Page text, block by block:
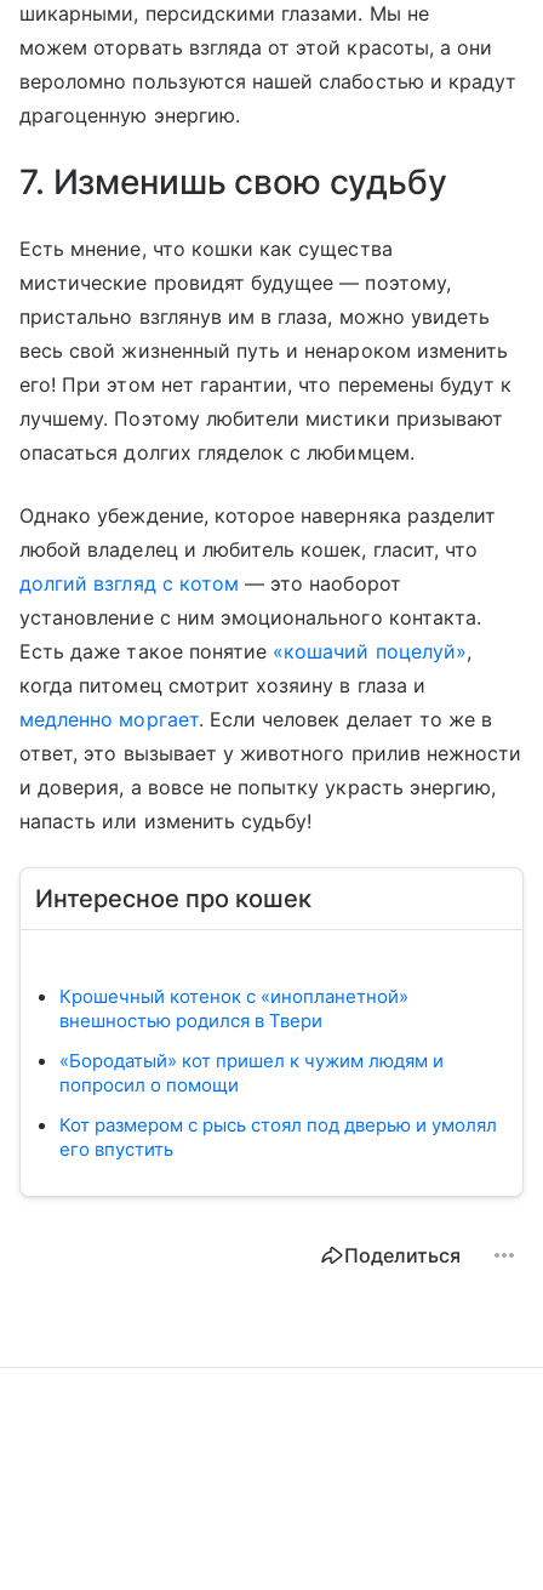
шикарными, персидскими глазами. Мы не
можем оторвать взгляда от этой красоты, а они
вероломно пользуются нашей слабостью и крадут
драгоценную энергию.
7. Изменишь свою судьбу
Есть мнение, что кошки как существа
мистические провидят будущее — поэтому,
пристально взглянув им в глаза, можно увидеть
весь свой жизненный путь и ненароком изменить
его! При этом нет гарантии, что перемены будут к
лучшему. Поэтому любители мистики призывают
опасаться долгих гляделок с любимцем.
Однако убеждение, которое наверняка разделит
любой владелец и любитель кошек, гласит, что
долгий взгляд с котом — это наоборот
установление с ним эмоционального контакта.
Есть даже такое понятие «кошачий поцелуй»,
когда питомец смотрит хозяину в глаза и
медленно моргает. Если человек делает то же в
ответ, это вызывает у животного прилив нежности
и доверия, а вовсе не попытку украсть энергию,
напасть или изменить судьбу!
Интересное про кошек
Крошечный котенок с «инопланетной»
внешностью родился в Твери
«Бородатый» кот пришел к чужим людям и
попросил о помощи
Кот размером с рысь стоял под дверью и умолял
его впустить
Поделиться